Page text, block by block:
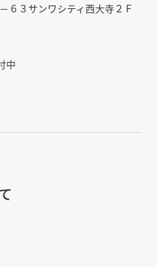
６３サンワシティ西大寺２Ｆ
中